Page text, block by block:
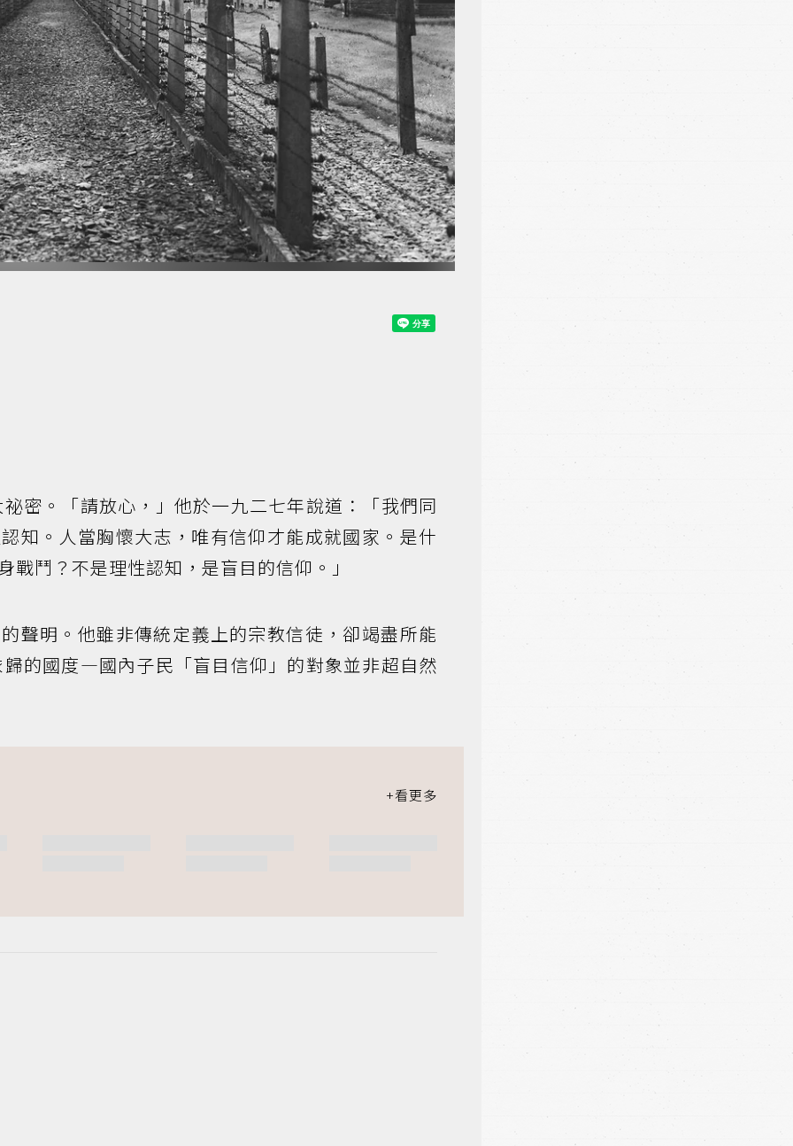
密。「請放心，」他於一九二七年說道：「我們同
知。人當胸懷大志，唯有信仰才能成就國家。是什
鬥？不是理性認知，是盲目的信仰。」
聲明。他雖非傳統定義上的宗教信徒，卻竭盡所能
的國度—國內子民「盲目信仰」的對象並非超自然